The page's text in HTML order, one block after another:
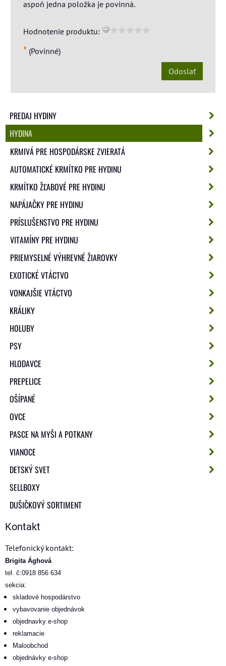
aspoň jedna položka je povinná.
Hodnotenie produktu:
* (Povinné)
Odoslať
PREDAJ HYDINY
HYDINA
KRMIVÁ PRE HOSPODÁRSKE ZVIERATÁ
AUTOMATICKÉ KRMÍTKO PRE HYDINU
KRMÍTKO ŽĽABOVÉ PRE HYDINU
NAPÁJAČKY PRE HYDINU
PRÍSLUŠENSTVO PRE HYDINU
VITAMÍNY PRE HYDINU
PRIEMYSELNÉ VÝHREVNÉ ŽIAROVKY
EXOTICKÉ VTÁCTVO
VONKAJŠIE VTÁCTVO
KRÁLIKY
HOLUBY
PSY
HLODAVCE
PREPELICE
OŠÍPANÉ
OVCE
PASCE NA MYŠI A POTKANY
VIANOCE
DETSKÝ SVET
SELLBOXY
DUŠIČKOVÝ SORTIMENT
Kontakt
Telefonický kontakt:
Brigita Ághová
tel. č:0918 856 634
sekcia:
skladové hospodárstvo
vybavovanie objednávok
objednavky e-shop
reklamacie
Maloobchod
objednávky e-shop